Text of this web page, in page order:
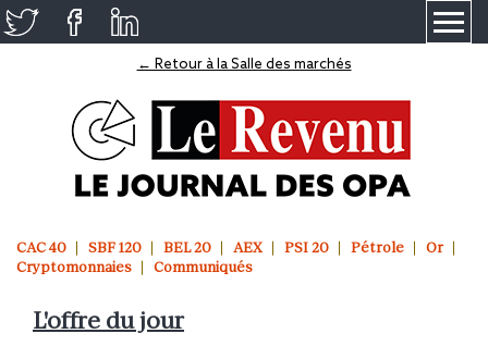
← Retour à la Salle des marchés
CAC 40 SBF 120 BEL 20 AEX PSI 20 Pétrole
Or
Cryptomonnaies
Communiqués
L'offre du jour